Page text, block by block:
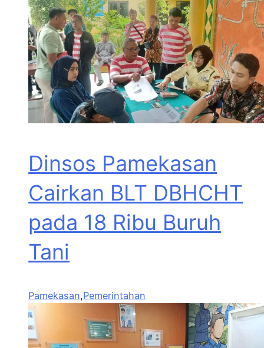
Dinsos Pamekasan
Cairkan BLT DBHCHT
pada 18 Ribu Buruh
Tani
Pamekasan,Pemerintahan